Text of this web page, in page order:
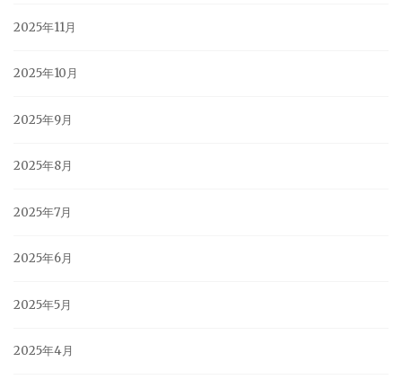
2025年11月
2025年10月
2025年9月
2025年8月
2025年7月
2025年6月
2025年5月
2025年4月